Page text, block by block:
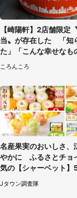
【崎陽軒】2店舗限定
当〟が存在した 「知
た」「こんな幸せなも
たなんて...」
ころんころ
名産果実のおいしさ、
やかに ふるさとチョ
気の【シャーベット】
Jタウン調査隊